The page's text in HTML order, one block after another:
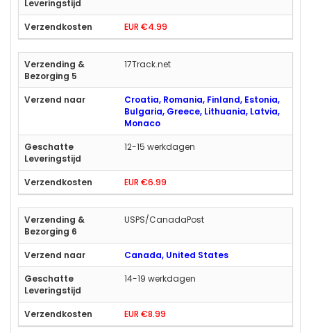
EUR €4.99
17Track.net
Croatia, Romania, Finland, Estonia,
Bulgaria, Greece, Lithuania, Latvia,
Monaco
12-15 werkdagen
EUR €6.99
USPS/CanadaPost
Canada, United States
14-19 werkdagen
EUR €8.99